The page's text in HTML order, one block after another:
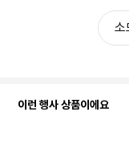
소
이런 행사 상품이에요